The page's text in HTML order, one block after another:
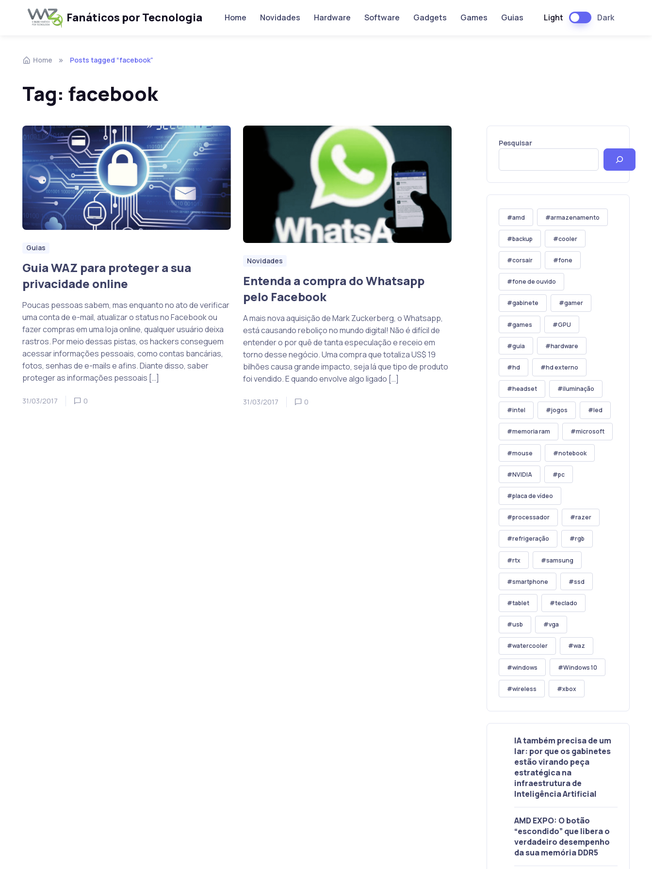
Skip to navigation
Skip to contentFanáticos por Tecnologia Home Novidades Hardware Software Gadgets Games Guias Light Dark
Home Posts tagged “facebook”
Tag: facebook
Guias
Guia WAZ para proteger a sua
privacidade online
Poucas pessoas sabem, mas enquanto no ato de verificar
uma conta de e-mail, atualizar o status no Facebook ou
fazer compras em uma loja online, qualquer usuário deixa
rastros. Por meio dessas pistas, os hackers conseguem
acessar informações pessoais, como contas bancárias,
fotos, senhas de e-mails e afins. Diante disso, saber
proteger as informações pessoais […]
31/03/2017 0
Novidades
Entenda a compra do Whatsapp
pelo Facebook
A mais nova aquisição de Mark Zuckerberg, o Whatsapp,
está causando reboliço no mundo digital! Não é difícil de
entender o por quê de tanta especulação e receio em
torno desse negócio. Uma compra que totaliza US$ 19
bilhões causa grande impacto, seja lá que tipo de produto
foi vendido. E quando envolve algo ligado […]
31/03/2017 0
Pesquisar
amd armazenamento
backup cooler
corsair fone
fone de ouvido
gabinete gamer
games GPU
guia hardware
hd hd externo
headset iluminação
intel jogos led
memoria ram microsoft
mouse notebook
NVIDIA pc
placa de vídeo
processador razer
refrigeração rgb
rtx samsung
smartphone ssd
tablet teclado
usb vga
watercooler waz
windows Windows 10
wireless xbox
IA também precisa de um
lar: por que os gabinetes
estão virando peça
estratégica na
infraestrutura de
Inteligência Artificial
AMD EXPO: O botão
“escondido” que libera o
verdadeiro desempenho
da sua memória DDR5